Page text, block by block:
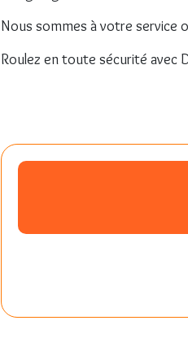
Nous sommes à votre service
Roulez en toute sécurité avec